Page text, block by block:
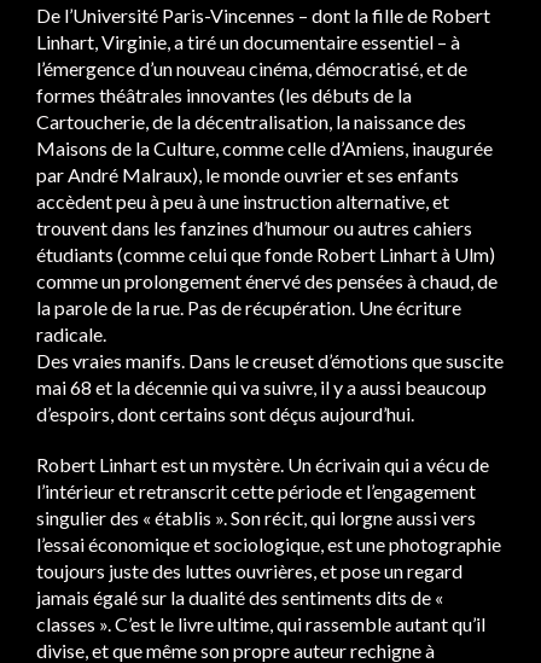
De l’Université Paris-Vincennes – dont la fille de Robert
Linhart, Virginie, a tiré un documentaire essentiel – à
l’émergence d’un nouveau cinéma, démocratisé, et de
formes théâtrales innovantes (les débuts de la
Cartoucherie, de la décentralisation, la naissance des
Maisons de la Culture, comme celle d’Amiens, inaugurée
par André Malraux), le monde ouvrier et ses enfants
accèdent peu à peu à une instruction alternative, et
trouvent dans les fanzines d’humour ou autres cahiers
étudiants (comme celui que fonde Robert Linhart à Ulm)
comme un prolongement énervé des pensées à chaud, de
la parole de la rue. Pas de récupération. Une écriture
radicale.
Des vraies manifs. Dans le creuset d’émotions que suscite
mai 68 et la décennie qui va suivre, il y a aussi beaucoup
d’espoirs, dont certains sont déçus aujourd’hui.
Robert Linhart est un mystère. Un écrivain qui a vécu de
l’intérieur et retranscrit cette période et l’engagement
singulier des « établis ». Son récit, qui lorgne aussi vers
l’essai économique et sociologique, est une photographie
toujours juste des luttes ouvrières, et pose un regard
jamais égalé sur la dualité des sentiments dits de «
classes ». C’est le livre ultime, qui rassemble autant qu’il
divise, et que même son propre auteur rechigne à